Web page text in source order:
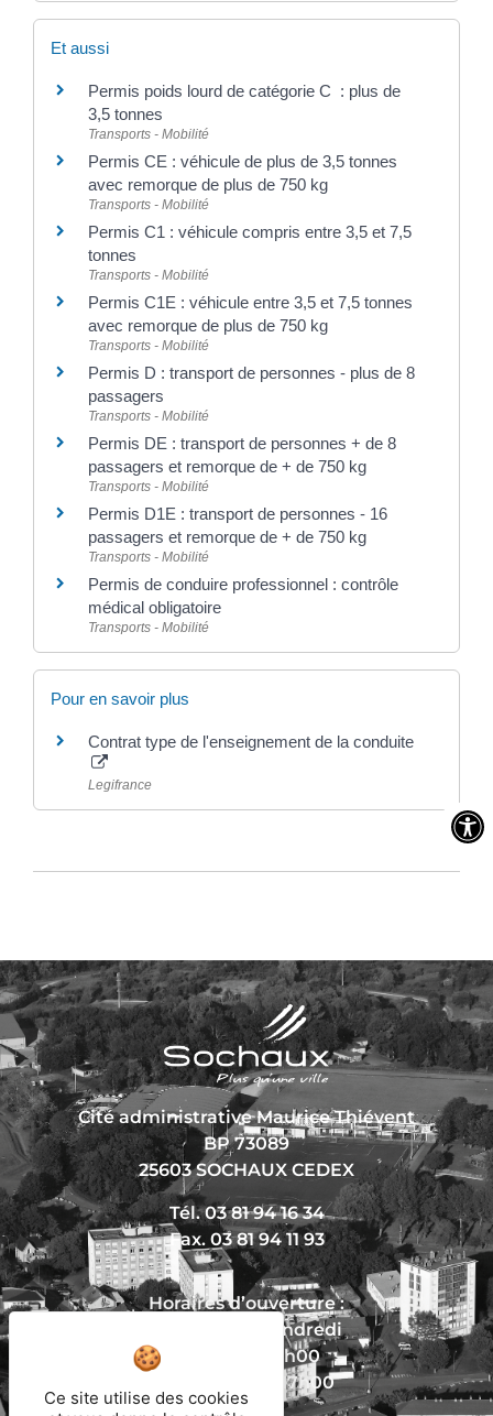
Et aussi
Permis poids lourd de catégorie C : plus de
3,5 tonnes
Transports - Mobilité
Permis CE : véhicule de plus de 3,5 tonnes
avec remorque de plus de 750 kg
Transports - Mobilité
Permis C1 : véhicule compris entre 3,5 et 7,5
tonnes
Transports - Mobilité
Permis C1E : véhicule entre 3,5 et 7,5 tonnes
avec remorque de plus de 750 kg
Transports - Mobilité
Permis D : transport de personnes - plus de 8
passagers
Transports - Mobilité
Permis DE : transport de personnes + de 8
passagers et remorque de + de 750 kg
Transports - Mobilité
Permis D1E : transport de personnes - 16
passagers et remorque de + de 750 kg
Transports - Mobilité
Permis de conduire professionnel : contrôle
médical obligatoire
Transports - Mobilité
Pour en savoir plus
Contrat type de l'enseignement de la conduite
Legifrance
Cité administrative Maurice Thiévent
BP 73089
25603 SOCHAUX CEDEX
Tél. 03 81 94 16 34
Fax. 03 81 94 11 93
Horaires d’ouverture :
Du lundi au vendredi
De 8h30 à 12h00
Et de 13h30 à 17h00
Ce site utilise des cookies